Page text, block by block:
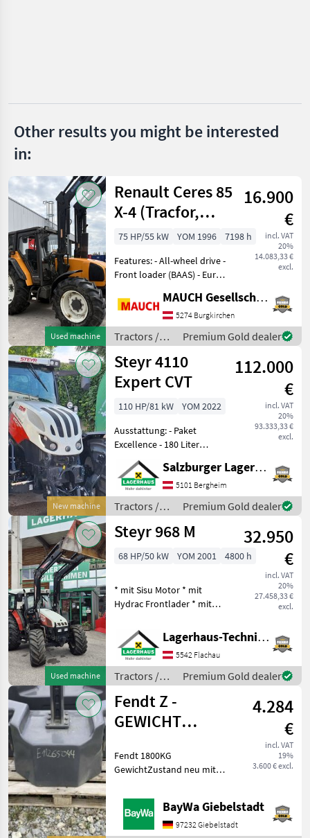
Other results you might be interested
in:
Used machine
Renault Ceres 85
X-4 (Tracfor,
Tr.sp.)
16.900
€
incl. VAT
20%
14.083,33 €
excl.
75 HP/55 kW YOM 1996
7198 h
Features: - All-wheel drive -
Front loader (BAAS) - Euro
circuits - Single-lever
control unit - Center axle
control unit - 2 rear DW
control
MAUCH Gesellschaft m.b.H. & Co.KG
5274 Burgkirchen
Tractors /
Renault
Premium Gold dealer
New machine
Steyr 4110
Expert CVT
112.000
€
incl. VAT
20%
93.333,33 €
excl.
110 HP/81 kW
YOM 2022
Ausstattung: - Paket
Excellence - 180 Liter
Kraftstofftank + 19 Liter
AdBlue-Tank mit
Abschließbaren Tankdeckel
und Tankschutz -
Vorglühanlage -
Motorstaubr
Salzburger Lagerhaus-Technik
5101 Bergheim
Tractors /
Steyr
Premium Gold dealer
Used machine
Steyr 968 M
32.950
€
incl. VAT
20%
27.458,33 €
excl.
68 HP/50 kW YOM 2001 4800 h
* mit Sisu Motor * mit
Hydrac Frontlader * mit
1, 4 m * 4 gebrauchten
Schneeketten Wir bitten
telefonisch oder per Mail
Ihren Be
Lagerhaus-Technik Flachau
5542 Flachau
Tractors /
Steyr
Premium Gold dealer
Fendt Z -
GEWICHT
4.284
€
incl. VAT
19%
3.600 € excl.
Fendt 1800KG
GewichtZustand neu mit
Rückfragen stehen wir
Ihnen gerne zur Verfügung.
Tractors Other tractors
BayWa Giebelstadt
97232 Giebelstadt